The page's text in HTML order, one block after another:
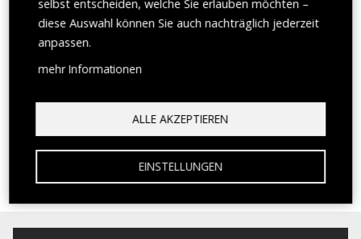
TAKUMI MEISTER
Kontinuierlich zu lernen, die eigenen Fähigkeiten immer weiter
zu verfeinern und sein Wissen weiterzugeben sind das
Bestreben jedes Takumi.
handwerkliche und künstlerische Fähigkeiten.
Ihr außergewöhnlicher Perfektionismus und ihre Leidenschaft
für das, was sie tun, sind einzigartig.
selbst entscheiden, welche Sie erlauben möchten –
diese Auswahl können Sie auch nachträglich jederzeit
anpassen.
mehr Informationen
EINSTELLUNGEN
ALLE AKZEPTIEREN